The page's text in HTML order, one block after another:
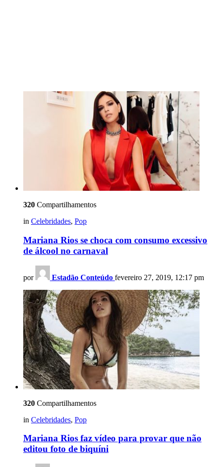
320 Compartilhamentos
in Celebridades, Pop
Mariana Rios se choca com consumo excessivo
de álcool no carnaval
por Estadão Conteúdo fevereiro 27, 2019, 12:17 pm
320 Compartilhamentos
in Celebridades, Pop
Mariana Rios faz vídeo para provar que não
editou foto de biquíni